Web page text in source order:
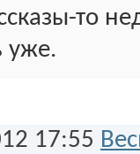
то
уже.
17:55